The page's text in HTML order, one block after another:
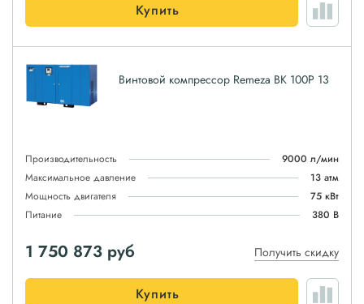
Купить
Винтовой компрессор Remeza ВК 100Р 13
Производительность
9000 л/мин
Максимальное давление
13 атм
Мощность двигателя
75 кВт
Питание
380 В
1 750 873 руб Получить скидку
Купить